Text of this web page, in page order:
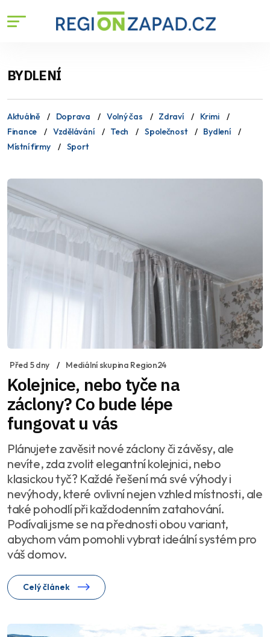
BYDLENÍ
Aktuálně Doprava Volný čas Zdraví
Krimi
Finance
Vzdělávání Tech Společnost
Bydlení
Místní firmy
Sport
Před 5 dny Mediální skupina Region24
Kolejnice, nebo tyče na
záclony? Co bude lépe
fungovat u vás
Plánujete zavěsit nové záclony či závěsy, ale
nevíte, zda zvolit elegantní kolejnici, nebo
klasickou tyč? Každé řešení má své výhody i
nevýhody, které ovlivní nejen vzhled místnosti, ale
také pohodlí při každodenním zatahování.
Podívali jsme se na přednosti obou variant,
abychom vám pomohli vybrat ideální systém pro
váš domov.
Celý článek